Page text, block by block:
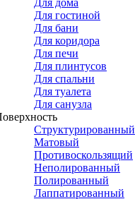
Для дома
Для гостиной
Для бани
Для коридора
Для печи
Для плинтусов
Для спальни
Для туалета
Для санузла
Структурированный
Матовый
Противоскользящий
Неполированный
Полированный
Лаппатированный